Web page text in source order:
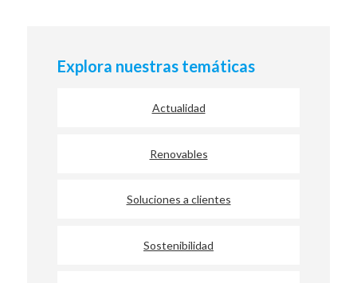
Explora nuestras temáticas
Actualidad
Renovables
Soluciones a clientes
Sostenibilidad